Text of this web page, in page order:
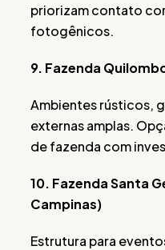
priorizam contato
fotogênicos.
9. Fazenda
Ambientes rústicos,
externas amplas.
de fazenda com
10. Fazenda Santa
Campinas)
Estrutura para